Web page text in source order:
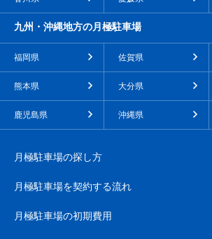
九州・沖縄地方の月極駐車場
福岡県 佐賀県
熊本県 大分県
鹿児島県 沖縄県
月極駐車場の探し方
月極駐車場を契約する流れ
月極駐車場の初期費用